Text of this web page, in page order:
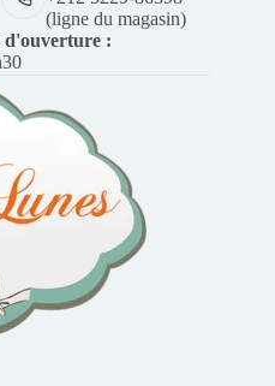
(ligne du magasin)
d'ouverture :